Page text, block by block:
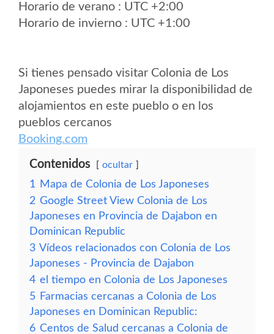
Horario de verano : UTC +2:00
Horario de invierno : UTC +1:00
Si tienes pensado visitar Colonia de Los
Japoneses puedes mirar la disponibilidad de
alojamientos en este pueblo o en los
pueblos cercanos
Booking.com
Contenidos ocultar
1
Mapa de Colonia de Los Japoneses
2 Google Street View Colonia de Los
Japoneses en Provincia de Dajabon en
Dominican Republic
3 Vídeos relacionados con Colonia de Los
Japoneses - Provincia de Dajabon
4 el tiempo en Colonia de Los Japoneses
5 Farmacias cercanas a Colonia de Los
Japoneses en Dominican Republic:
6 Centos de Salud cercanas a Colonia de